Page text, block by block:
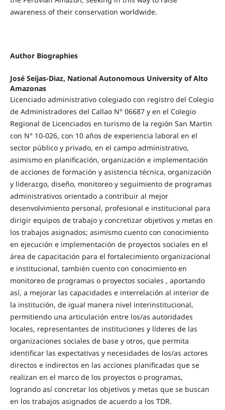
awareness of their conservation worldwide.
Author Biographies
José Seijas-Diaz, National Autonomous University of Alto
Amazonas
Licenciado administrativo colegiado con registro del Colegio
de Administradores del Callao N° 06687 y en el Colegio
Regional de Licenciados en turismo de la región San Martin
con N° 10-026, con 10 años de experiencia laboral en el
sector público y privado, en el campo administrativo,
asimismo en planificación, organización e implementación
de acciones de formación y asistencia técnica, organización
y liderazgo, diseño, monitoreo y seguimiento de programas
administrativos orientado a contribuir al mejor
desenvolvimiento personal, profesional e institucional para
dirigir equipos de trabajo y concretizar objetivos y metas en
los trabajos asignados; asimismo cuento con conocimiento
en ejecución e implementación de proyectos sociales en el
área de capacitación para el fortalecimiento organizacional
e institucional, también cuento con conocimiento en
monitoreo de programas o proyectos sociales , aportando
así, a mejorar las capacidades e interrelación al interior de
la institución, de igual manera nivel interinstitucional,
permitiendo una articulación entre los/as autoridades
locales, representantes de instituciones y líderes de las
organizaciones sociales de base y otros, que permita
identificar las expectativas y necesidades de los/as actores
directos e indirectos en las acciones planificadas que se
realizan en el marco de los proyectos o programas,
logrando así concretar los objetivos y metas que se buscan
en los trabajos asignados de acuerdo a los TDR.